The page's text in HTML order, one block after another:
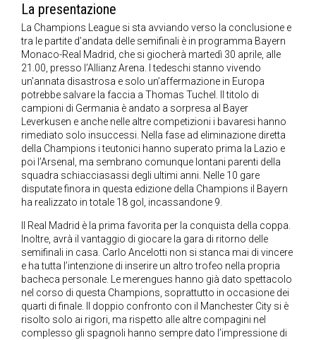
La presentazione
La Champions League si sta avviando verso la conclusione e
tra le partite d’andata delle semifinali è in programma Bayern
Monaco-Real Madrid, che si giocherà martedì 30 aprile, alle
21.00, presso l’Allianz Arena. I tedeschi stanno vivendo
un’annata disastrosa e solo un’affermazione in Europa
potrebbe salvare la faccia a Thomas Tuchel. Il titolo di
campioni di Germania è andato a sorpresa al Bayer
Leverkusen e anche nelle altre competizioni i bavaresi hanno
rimediato solo insuccessi. Nella fase ad eliminazione diretta
della Champions i teutonici hanno superato prima la Lazio e
poi l’Arsenal, ma sembrano comunque lontani parenti della
squadra schiacciasassi degli ultimi anni. Nelle 10 gare
disputate finora in questa edizione della Champions il Bayern
ha realizzato in totale 18 gol, incassandone 9.
Il Real Madrid è la prima favorita per la conquista della coppa.
Inoltre, avrà il vantaggio di giocare la gara di ritorno delle
semifinali in casa. Carlo Ancelotti non si stanca mai di vincere
e ha tutta l’intenzione di inserire un altro trofeo nella propria
bacheca personale. Le merengues hanno già dato spettacolo
nel corso di questa Champions, soprattutto in occasione dei
quarti di finale. Il doppio confronto con il Manchester City si è
risolto solo ai rigori, ma rispetto alle altre compagini nel
complesso gli spagnoli hanno sempre dato l’impressione di